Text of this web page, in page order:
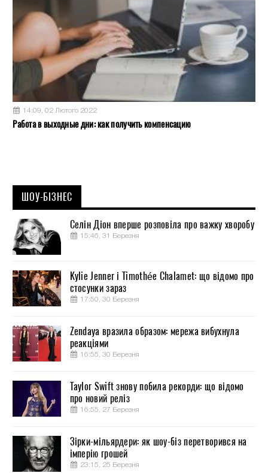
14:09, 02 Лютого 2022
Работа в выходные дни: как получить компенсацию
ШОУ-БІЗНЕС
Селін Діон вперше розповіла про важку хворобу
15:46, 31 Березня
Kylie Jenner і Timothée Chalamet: що відомо про
стосунки зараз
17:50, 30 Березня
Zendaya вразила образом: мережа вибухнула
реакціями
16:55, 30 Березня
Taylor Swift знову побила рекорди: що відомо
про новий реліз
16:55, 27 Березня
Зірки-мільярдери: як шоу-біз перетворився на
імперію грошей
23:15, 25 Березня